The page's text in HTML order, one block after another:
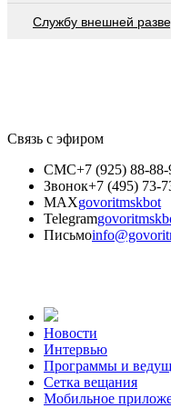
Службу внешней
Связь с эфиром
СМС+7 (925) 88-88-
Звонок+7 (495) 73-
MAXgovoritmskbot
Telegram
Письмо
Новости
Интервью
Программы и
Сетка вещания
Мобильное